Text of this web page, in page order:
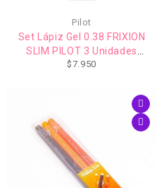
Pilot
Set Lápiz Gel 0.38 FRIXION
SLIM PILOT 3 Unidades
(Borrable)
$7.950